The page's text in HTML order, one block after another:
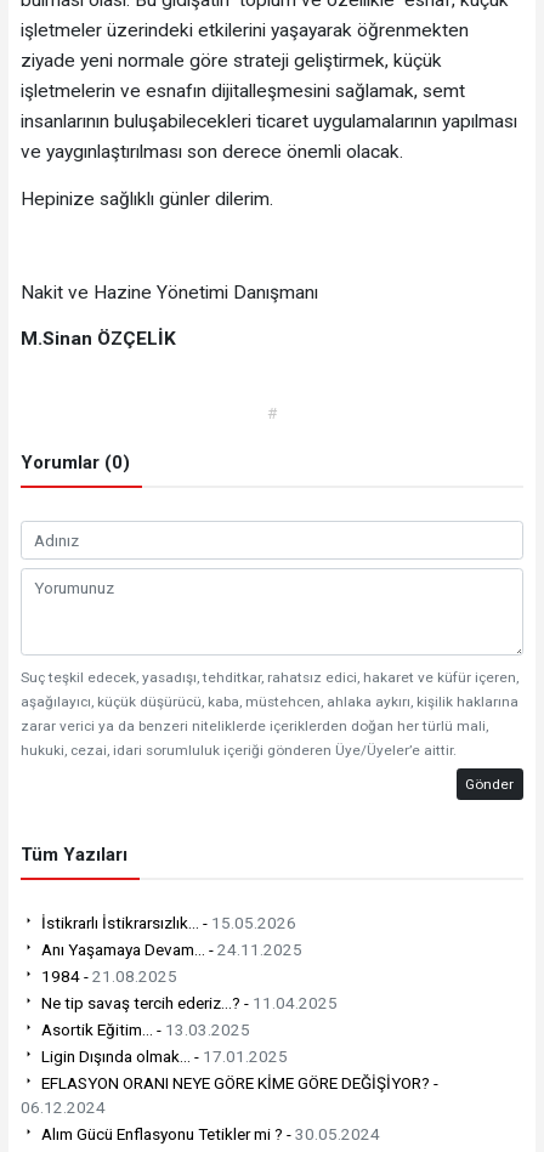
işletmeler üzerindeki etkilerini yaşayarak öğrenmekten
ziyade yeni normale göre strateji geliştirmek, küçük
işletmelerin ve esnafın dijitalleşmesini sağlamak, semt
insanlarının buluşabilecekleri ticaret uygulamalarının yapılması
ve yaygınlaştırılması son derece önemli olacak.
Hepinize sağlıklı günler dilerim.
Nakit ve Hazine Yönetimi Danışmanı
M.Sinan ÖZÇELİK
#
Yorumlar (0)
Suç teşkil edecek, yasadışı, tehditkar, rahatsız edici, hakaret ve küfür içeren,
aşağılayıcı, küçük düşürücü, kaba, müstehcen, ahlaka aykırı, kişilik haklarına
zarar verici ya da benzeri niteliklerde içeriklerden doğan her türlü mali,
hukuki, cezai, idari sorumluluk içeriği gönderen Üye/Üyeler’e aittir.
Gönder
Tüm Yazıları
İstikrarlı İstikrarsızlık… - 15.05.2026
Anı Yaşamaya Devam… -24.11.2025
1984 -21.08.2025
Ne tip savaş tercih ederiz…? - 11.04.2025
Asortik Eğitim... - 13.03.2025
Ligin Dışında olmak… - 17.01.2025
EFLASYON ORANI NEYE GÖRE KİME GÖRE DEĞİŞİYOR? -
06.12.2024
Alım Gücü Enflasyonu Tetikler mi ? -30.05.2024